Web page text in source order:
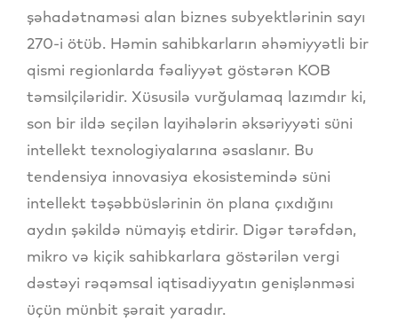
şəhadətnaməsi alan biznes subyektlərinin sayı
270-i ötüb. Həmin sahibkarların əhəmiyyətli bir
qismi regionlarda fəaliyyət göstərən KOB
təmsilçiləridir. Xüsusilə vurğulamaq lazımdır ki,
son bir ildə seçilən layihələrin əksəriyyəti süni
intellekt texnologiyalarına əsaslanır. Bu
tendensiya innovasiya ekosistemində süni
intellekt təşəbbüslərinin ön plana çıxdığını
aydın şəkildə nümayiş etdirir. Digər tərəfdən,
mikro və kiçik sahibkarlara göstərilən vergi
dəstəyi rəqəmsal iqtisadiyyatın genişlənməsi
üçün münbit şərait yaradır.